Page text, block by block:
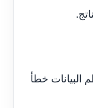
البيانات خطأ